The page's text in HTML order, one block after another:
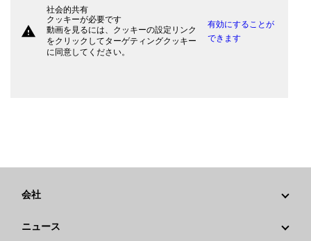
warning
社会的共有
クッキーが必要です
動画を見るには、クッキーの設定リンク
をクリックしてターゲティングクッキー
に同意してください。
有効にすることが
できます
会社
ニュース